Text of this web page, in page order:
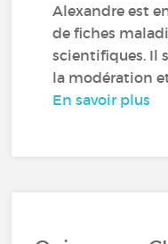
Alexandre est
de fiches
scientifiques. Il
la modération
En savoir plus